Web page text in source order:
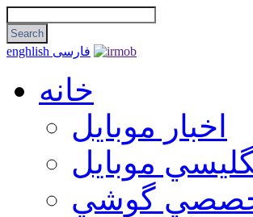
enghlish فارسی
خانه
اخبار موبایل
موبايل
گوشي